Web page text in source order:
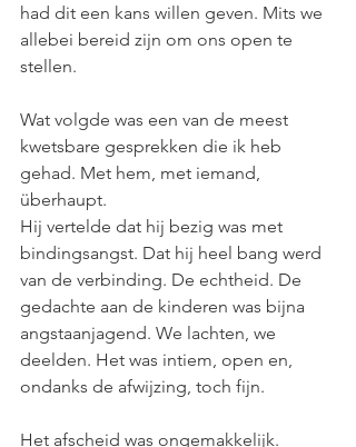
had dit een kans willen geven. Mits we
allebei bereid zijn om ons open te
stellen.
Wat volgde was een van de meest
kwetsbare gesprekken die ik heb
gehad. Met hem, met iemand,
überhaupt.
Hij vertelde dat hij bezig was met
bindingsangst. Dat hij heel bang werd
van de verbinding. De echtheid. De
gedachte aan de kinderen was bijna
angstaanjagend. We lachten, we
deelden. Het was intiem, open en,
ondanks de afwijzing, toch fijn.
Het afscheid was ongemakkelijk.